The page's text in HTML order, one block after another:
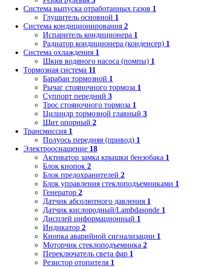
Система выпуска отработанных газов 1
Глушитель основной 1
Система кондиционирования 2
Испаритель кондиционера 1
Радиатор кондиционера (конденсер) 1
Система охлаждения 1
Шкив водяного насоса (помпы) 1
Тормозная система 11
Барабан тормозной 1
Рычаг стояночного тормоза 1
Суппорт передний 3
Трос стояночного тормоза 1
Цилиндр тормозной главный 3
Щит опорный 2
Трансмиссия 1
Полуось передняя (привод) 1
Электрооснащение 18
Активатор замка крышки бензобака 1
Блок кнопок 2
Блок предохранителей 2
Блок управления стеклоподъемниками 1
Генератор 2
Датчик абсолютного давления 1
Датчик кислородный/Lambdasonde 1
Дисплей информационный 1
Индикатор 2
Кнопка аварийной сигнализации 1
Моторчик стеклоподъемника 2
Переключатель света фар 1
Резистор отопителя 1